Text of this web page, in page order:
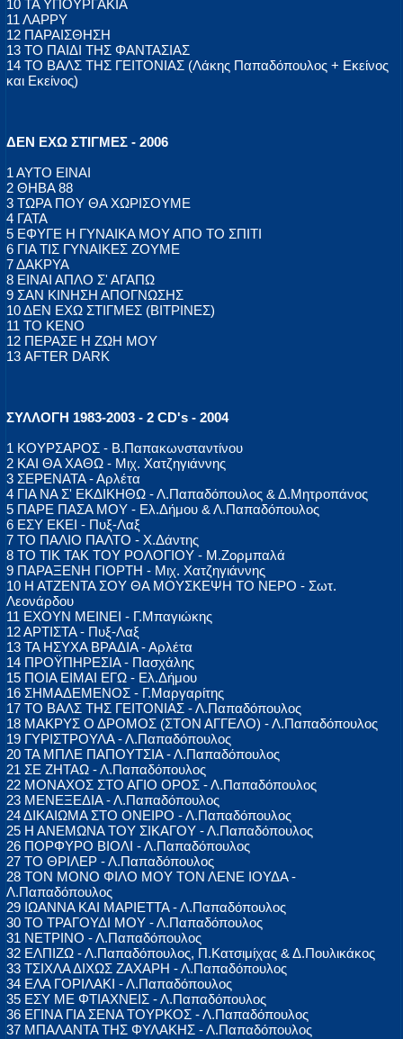
10 ΤΑ ΥΠΟΥΡΓΑΚΙΑ
11 ΛΑΡΡΥ
12 ΠΑΡΑΙΣΘΗΣΗ
13 ΤΟ ΠΑΙΔΙ ΤΗΣ ΦΑΝΤΑΣΙΑΣ
14 ΤΟ ΒΑΛΣ ΤΗΣ ΓΕΙΤΟΝΙΑΣ (Λάκης Παπαδόπουλος + Εκείνος
και Εκείνος)
ΔΕΝ ΕΧΩ ΣΤΙΓΜΕΣ - 2006
1 ΑΥΤΟ ΕΙΝΑΙ
2 ΘΗΒΑ 88
3 ΤΩΡΑ ΠΟΥ ΘΑ ΧΩΡΙΣΟΥΜΕ
4 ΓΑΤΑ
5 ΕΦΥΓΕ Η ΓΥΝΑΙΚΑ ΜΟΥ ΑΠΟ ΤΟ ΣΠΙΤΙ
6 ΓΙΑ ΤΙΣ ΓΥΝΑΙΚΕΣ ΖΟΥΜΕ
7 ΔΑΚΡΥΑ
8 ΕΙΝΑΙ ΑΠΛΟ Σ' ΑΓΑΠΩ
9 ΣΑΝ ΚΙΝΗΣΗ ΑΠΟΓΝΩΣΗΣ
10 ΔΕΝ ΕΧΩ ΣΤΙΓΜΕΣ (ΒΙΤΡΙΝΕΣ)
11 ΤΟ ΚΕΝΟ
12 ΠΕΡΑΣΕ Η ΖΩΗ ΜΟΥ
13 AFTER DARK
ΣΥΛΛΟΓΗ 1983-2003 - 2 CD's - 2004
1 ΚΟΥΡΣΑΡΟΣ - Β.Παπακωνσταντίνου
2 ΚΑΙ ΘΑ ΧΑΘΩ - Μιχ. Χατζηγιάννης
3 ΣΕΡΕΝΑΤΑ - Αρλέτα
4 ΓΙΑ ΝΑ Σ' ΕΚΔΙΚΗΘΩ - Λ.Παπαδόπουλος & Δ.Μητροπάνος
5 ΠΑΡΕ ΠΑΣΑ ΜΟΥ - Ελ.Δήμου & Λ.Παπαδόπουλος
6 ΕΣΥ ΕΚΕΙ - Πυξ-Λαξ
7 ΤΟ ΠΑΛΙΟ ΠΑΛΤΟ - Χ.Δάντης
8 ΤΟ ΤΙΚ ΤΑΚ ΤΟΥ ΡΟΛΟΓΙΟΥ - Μ.Ζορμπαλά
9 ΠΑΡΑΞΕΝΗ ΓΙΟΡΤΗ - Μιχ. Χατζηγιάννης
10 Η ΑΤΖΕΝΤΑ ΣΟΥ ΘΑ ΜΟΥΣΚΕΨΗ ΤΟ ΝΕΡΟ - Σωτ.
Λεονάρδου
11 ΕΧΟΥΝ ΜΕΙΝΕΙ - Γ.Μπαγιώκης
12 ΑΡΤΙΣΤΑ - Πυξ-Λαξ
13 ΤΑ ΗΣΥΧΑ ΒΡΑΔΙΑ - Αρλέτα
14 ΠΡΟΫΠΗΡΕΣΙΑ - Πασχάλης
15 ΠΟΙΑ ΕΙΜΑΙ ΕΓΩ - Ελ.Δήμου
16 ΣΗΜΑΔΕΜΕΝΟΣ - Γ.Μαργαρίτης
17 ΤΟ ΒΑΛΣ ΤΗΣ ΓΕΙΤΟΝΙΑΣ - Λ.Παπαδόπουλος
18 ΜΑΚΡΥΣ Ο ΔΡΟΜΟΣ (ΣΤΟΝ ΑΓΓΕΛΟ) - Λ.Παπαδόπουλος
19 ΓΥΡΙΣΤΡΟΥΛΑ - Λ.Παπαδόπουλος
20 ΤΑ ΜΠΛΕ ΠΑΠΟΥΤΣΙΑ - Λ.Παπαδόπουλος
21 ΣΕ ΖΗΤΑΩ - Λ.Παπαδόπουλος
22 ΜΟΝΑΧΟΣ ΣΤΟ ΑΓΙΟ ΟΡΟΣ - Λ.Παπαδόπουλος
23 ΜΕΝΕΞΕΔΙΑ - Λ.Παπαδόπουλος
24 ΔΙΚΑΙΩΜΑ ΣΤΟ ΟΝΕΙΡΟ - Λ.Παπαδόπουλος
25 Η ΑΝΕΜΩΝΑ ΤΟΥ ΣΙΚΑΓΟΥ - Λ.Παπαδόπουλος
26 ΠΟΡΦΥΡΟ ΒΙΟΛΙ - Λ.Παπαδόπουλος
27 ΤΟ ΘΡΙΛΕΡ - Λ.Παπαδόπουλος
28 ΤΟΝ ΜΟΝΟ ΦΙΛΟ ΜΟΥ ΤΟΝ ΛΕΝΕ ΙΟΥΔΑ -
Λ.Παπαδόπουλος
29 ΙΩΑΝΝΑ ΚΑΙ ΜΑΡΙΕΤΤΑ - Λ.Παπαδόπουλος
30 ΤΟ ΤΡΑΓΟΥΔΙ ΜΟΥ - Λ.Παπαδόπουλος
31 ΝΕΤΡΙΝΟ - Λ.Παπαδόπουλος
32 ΕΛΠΙΖΩ - Λ.Παπαδόπουλος, Π.Κατσιμίχας & Δ.Πουλικάκος
33 ΤΣΙΧΛΑ ΔΙΧΩΣ ΖΑΧΑΡΗ - Λ.Παπαδόπουλος
34 ΕΛΑ ΓΟΡΙΛΑΚΙ - Λ.Παπαδόπουλος
35 ΕΣΥ ΜΕ ΦΤΙΑΧΝΕΙΣ - Λ.Παπαδόπουλος
36 ΕΓΙΝΑ ΓΙΑ ΣΕΝΑ ΤΟΥΡΚΟΣ - Λ.Παπαδόπουλος
37 ΜΠΑΛΑΝΤΑ ΤΗΣ ΦΥΛΑΚΗΣ - Λ.Παπαδόπουλος